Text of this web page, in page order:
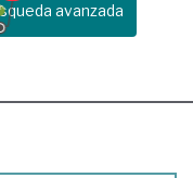
avanzada